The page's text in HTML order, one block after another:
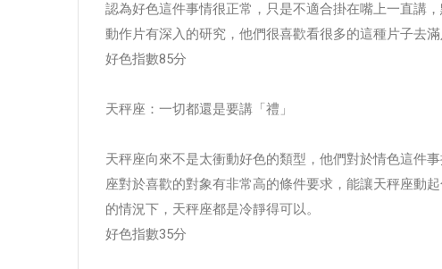
認為好色這件事情很正常，只是不適合掛在嘴上一直講
動作片有深入的研究，他們很喜歡看很多的這種片子去滿
好色指數85分
天秤座：一切都還是要講「禮」
天秤座向來不是太衝動好色的類型，他們對於情色這件
座對於喜歡的對象有非常高的條件要求，能讓天秤座動
的情況下，天秤座都是冷靜得可以。
好色指數35分